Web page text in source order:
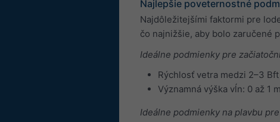
Najlepšie poveternostné
Najdôležitejšími faktormi pre
čo najnižšie, aby bolo zaručené
Ideálne podmienky pre
Rýchlosť vetra medzi 2–3
Významná výška vĺn: 0 až 1 m
Ideálne podmienky na plavbu